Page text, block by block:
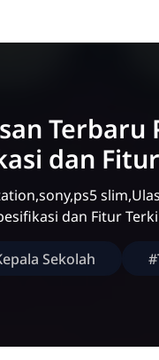
Terbaru
dan
dan Fitur
Sekolah